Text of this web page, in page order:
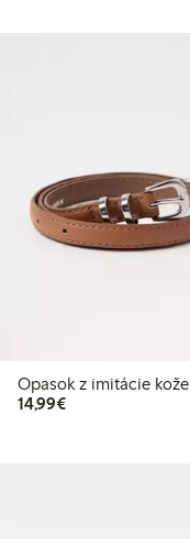
Opasok z imitácie kože
14,99€14,99 €